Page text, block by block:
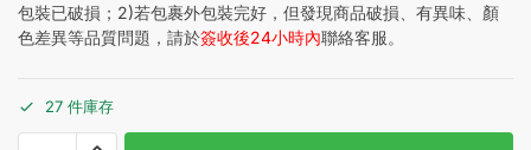
包裝已破損；2)若包裹外包裝完好，但發現商品破損、有異味、顏
色差異等品質問題，請於簽收後24小時內聯絡客服。
27 件庫存